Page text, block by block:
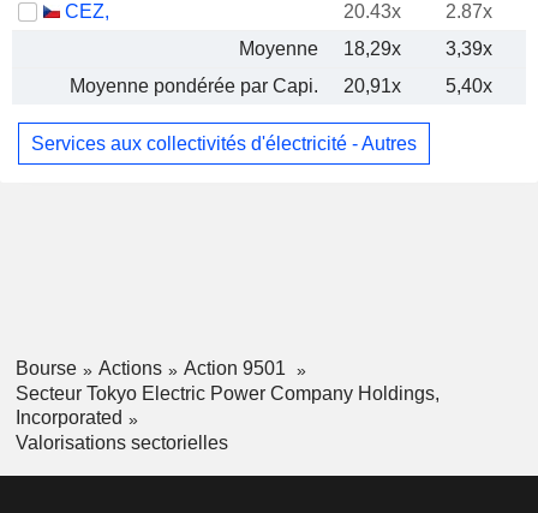
CEZ,
20.43x
2.87x
Moyenne
18,29x
3,39x
Moyenne pondérée par Capi.
20,91x 5,40x
Services aux collectivités d'électricité - Autres
Bourse Actions
Action 9501
Secteur Tokyo Electric Power Company Holdings,
Incorporated
Valorisations sectorielles